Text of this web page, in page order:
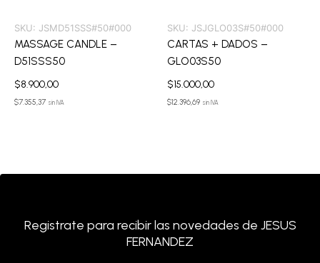
SKU: JSMD51SSS#50#000
MASSAGE CANDLE –
D51SSS50
$8.900,00
$7.355,37 sin IVA
SKU: JSJGLO03S#50#000
CARTAS + DADOS –
GLO03S50
$15.000,00
$12.396,69 sin IVA
Registrate para recibir las novedades de JESUS
FERNANDEZ